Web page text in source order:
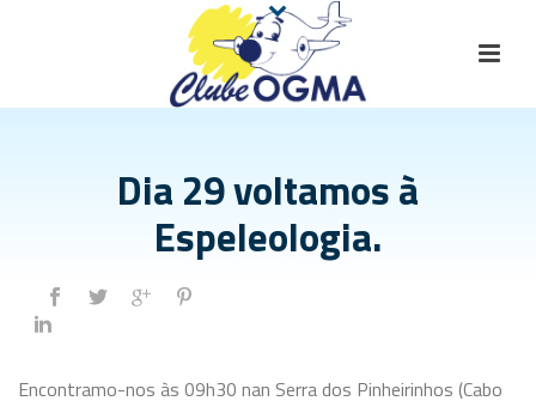
Dia 29 voltamos à
Espeleologia.
Encontramo-nos às 09h30 nan Serra dos Pinheirinhos (Cabo